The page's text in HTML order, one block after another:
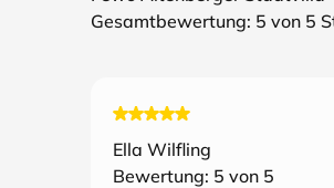
Gesamtbewertung: 5 von 5
Ella Wilfling
Bewertung: 5 von 5